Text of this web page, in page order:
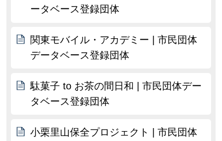
ータベース登録団体
関東モバイル・アカデミー | 市民団体
データベース登録団体
駄菓子 to お茶の間日和 | 市民団体デー
タベース登録団体
小栗里山保全プロジェクト | 市民団体